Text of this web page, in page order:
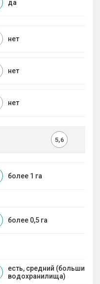
да
нет
нет
нет
5,6
более 1 га
более 0,5 га
есть, средний (большие
водохранилища)